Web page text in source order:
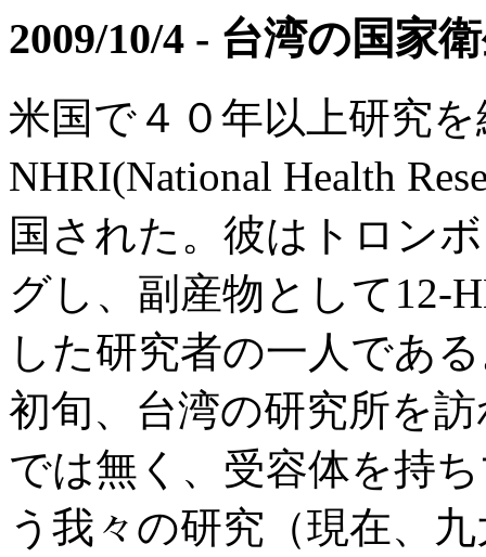
2009/10/4 - 台湾の国家
米国で４０年以上研究
NHRI(National Health
国された。彼はトロン
グし、副産物として12-
した研究者の一人であ
初旬、台湾の研究所を
では無く、受容体を持
う我々の研究（現在、